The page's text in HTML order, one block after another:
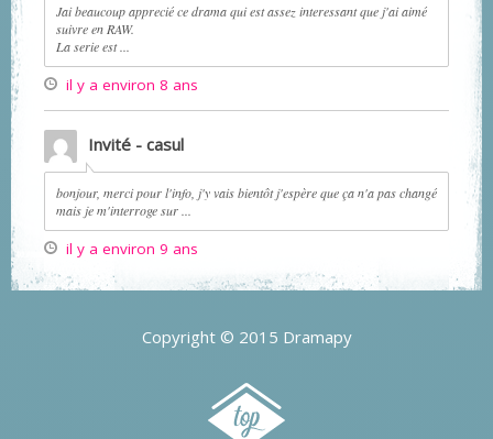
Jai beaucoup apprecié ce drama qui est assez interessant que j'ai aimé
suivre en RAW.
La serie est ...
il y a environ 8 ans
Invité - casul
bonjour, merci pour l'info, j'y vais bientôt j'espère que ça n'a pas changé
mais je m'interroge sur ...
il y a environ 9 ans
Copyright © 2015 Dramapy